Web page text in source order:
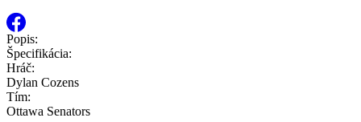
Popis:
Špecifikácia:
Hráč:
Dylan Cozens
Tím:
Ottawa Senators